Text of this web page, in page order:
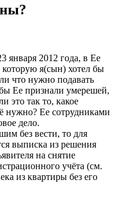
января 2012 года, в Ее
которую я(сын) хотел бы
что нужно подавать
Ее признали умерешей,
это так то, какое
нужно? Ее сотрудниками
дело.
без вести, то для
выписка из решения
на снятие
учёта (см.
из квартиры без его